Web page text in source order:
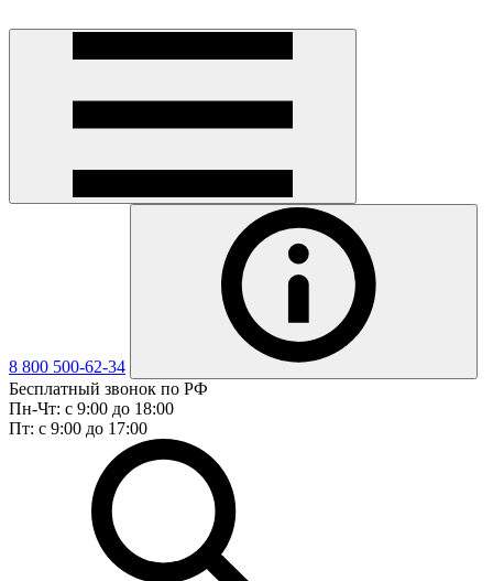
8 800 500-62-34
Бесплатный звонок по РФ
Пн-Чт: с 9:00 до 18:00
Пт: с 9:00 до 17:00